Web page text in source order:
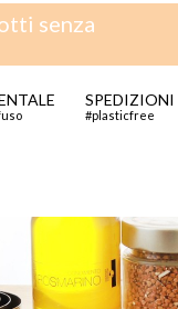
senza
SPEDIZIONI
#plasticfree